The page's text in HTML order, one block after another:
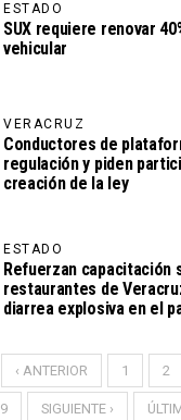
ESTADO
SUX requiere renovar
vehicular
VERACRUZ
Conductores de
regulación y piden
creación de la ley
ESTADO
Refuerzan capacitación
restaurantes de
diarrea explosiva en el
‹ ANTERIOR 1 2
9 SIGUIENTE ›